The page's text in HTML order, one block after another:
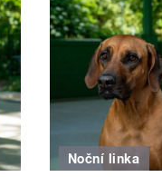
Noční linka